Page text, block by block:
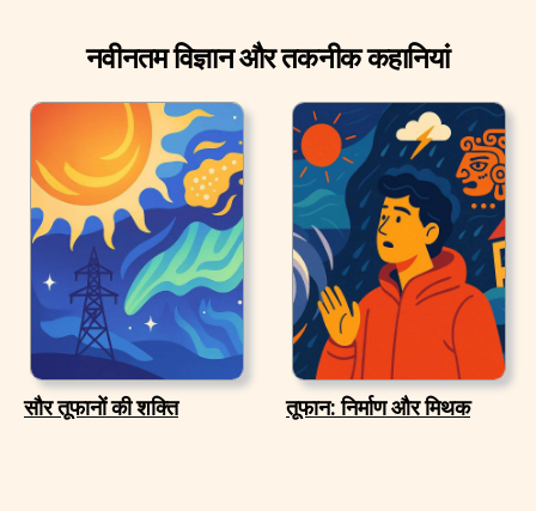
नवीनतम विज्ञान और तकनीक कहानियां
सौर तूफानों की शक्ति तूफान: निर्माण और मिथक